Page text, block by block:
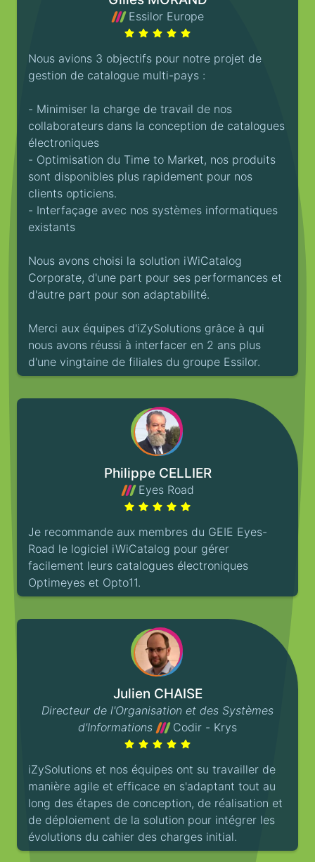
Nous avions 3 objectifs pour notre projet de
gestion de catalogue multi-pays :
- Minimiser la charge de travail de nos
collaborateurs dans la conception de catalogues
électroniques
- Optimisation du Time to Market, nos produits
sont disponibles plus rapidement pour nos
clients opticiens.
- Interfaçage avec nos systèmes informatiques
existants
Nous avons choisi la solution iWiCatalog
Corporate, d'une part pour ses performances et
d'autre part pour son adaptabilité.
Merci aux équipes d'iZySolutions grâce à qui
nous avons réussi à interfacer en 2 ans plus
d'une vingtaine de filiales du groupe Essilor.
Essilor Europe
Je recommande aux membres du GEIE Eyes-
Road le logiciel iWiCatalog pour gérer
facilement leurs catalogues électroniques
Optimeyes et Opto11.
Philippe CELLIER
Eyes Road
iZySolutions et nos équipes ont su travailler de
manière agile et efficace en s'adaptant tout au
long des étapes de conception, de réalisation et
de déploiement de la solution pour intégrer les
évolutions du cahier des charges initial.
Julien CHAISE
Directeur de l'Organisation et des Systèmes
d'Informations
Codir - Krys